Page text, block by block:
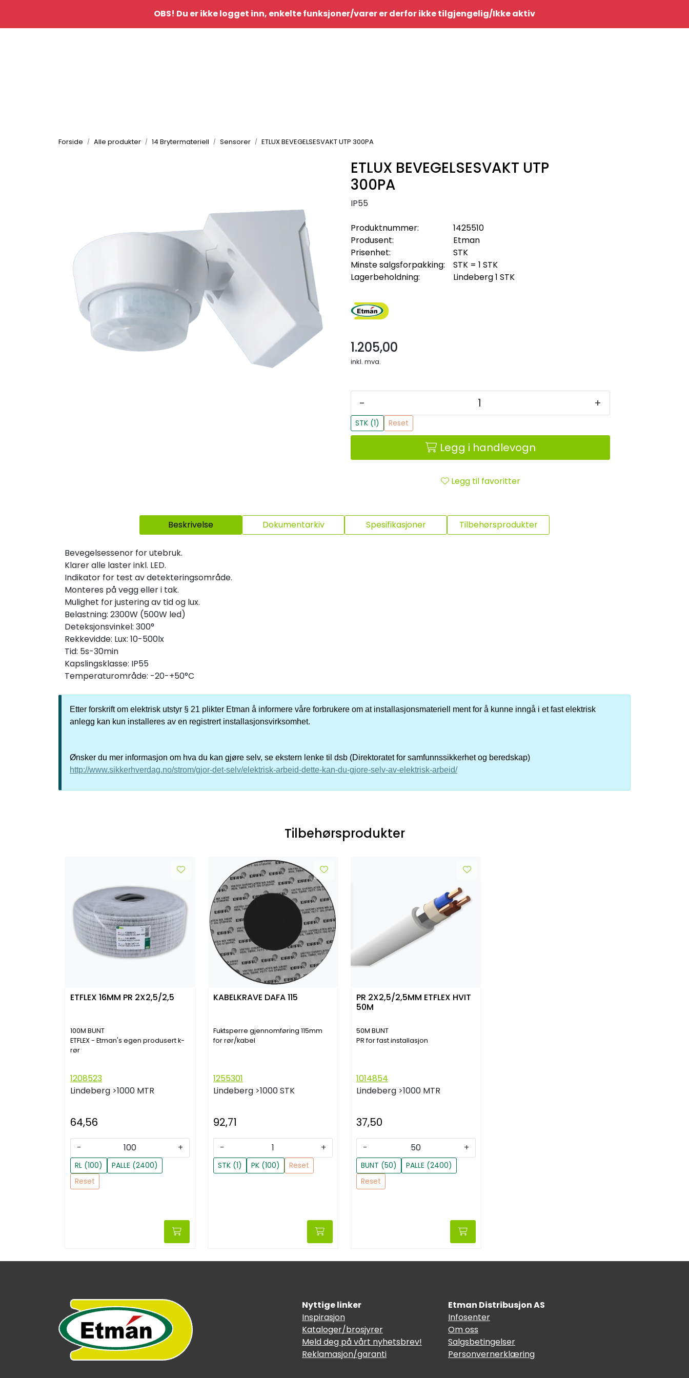
idè&inspo Infosenter
OBS! Du er ikke logget inn, enkelte funksjoner/varer er derfor ikke tilgjengelig/Ikke aktiv
Forside Alle produkter 14 Brytermateriell Sensorer ETLUX BEVEGELSESVAKT UTP 300PA
ETLUX BEVEGELSESVAKT UTP
300PA
IP55
Produktnummer:
1425510
Produsent:
Etman
Prisenhet:
STK
Minste salgsforpakking:
STK = 1 STK
Lagerbeholdning:
Lindeberg1 STK
1.205,00
inkl. mva.
- +
STK (1) Reset
Legg i handlevogn
Legg til favoritter
Beskrivelse Dokumentarkiv Spesifikasjoner Tilbehørsprodukter
Bevegelsessenor for utebruk.
Klarer alle laster inkl. LED.
Indikator for test av detekteringsområde.
Monteres på vegg eller i tak.
Mulighet for justering av tid og lux.
Belastning: 2300W (500W led)
Deteksjonsvinkel: 300°
Rekkevidde: Lux: 10-500lx
Tid: 5s-30min
Kapslingsklasse: IP55
Temperaturområde: -20-+50°C
Etter forskrift om elektrisk utstyr § 21 plikter Etman å informere våre forbrukere om at installasjonsmateriell ment for å kunne inngå i et fast elektrisk
anlegg kan kun installeres av en registrert installasjonsvirksomhet.
Ønsker du mer informasjon om hva du kan gjøre selv, se ekstern lenke til dsb (Direktoratet for samfunnssikkerhet og beredskap)
http://www.sikkerhverdag.no/strom/gjor-det-selv/elektrisk-arbeid-dette-kan-du-gjore-selv-av-elektrisk-arbeid/
Tilbehørsprodukter
ETFLEX 16MM PR 2X2,5/2,5
100M BUNT
ETFLEX - Etman's egen produsert k-
rør
1208523
Lindeberg >1000 MTR
64,56
- +
RL (100)
PALLE (2400)
Reset
KABELKRAVE DAFA 115
Fuktsperre gjennomføring 115mm
for rør/kabel
1255301
Lindeberg >1000 STK
92,71
- +
STK (1) PK (100) Reset
PR 2X2,5/2,5MM ETFLEX HVIT
50M
50M BUNT
PR for fast installasjon
1014854
Lindeberg >1000 MTR
37,50
- +
BUNT (50)
PALLE (2400)
Reset
Nyttige linker
Inspirasjon
Kataloger/brosjyrer
Meld deg på vårt nyhetsbrev!
Reklamasjon/garanti
Etman Distribusjon AS
Infosenter
Om oss
Salgsbetingelser
Personvernerklæring